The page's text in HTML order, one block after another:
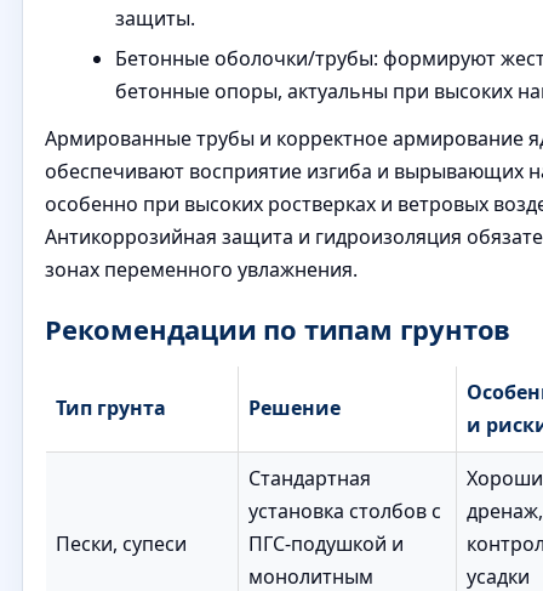
защиты.
Бетонные оболочки/трубы: формируют
бетонные опоры, актуальны при высоких
Армированные трубы и корректное армирование
обеспечивают восприятие изгиба и вырывающих
особенно при высоких ростверках и ветровых
Антикоррозийная защита и гидроизоляция
зонах переменного увлажнения.
Рекомендации по типам грунтов
Тип грунта Решение
и
Пески, супеси
Стандартная
установка столбов с
ПГС-подушкой и
монолитным
дренаж,
усадки